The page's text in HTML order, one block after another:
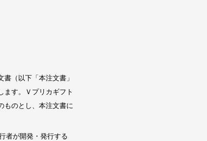
（以下「本注文書」
ます。Ｖプリカギフト
ものとし、本注文書に
者が開発・発行する